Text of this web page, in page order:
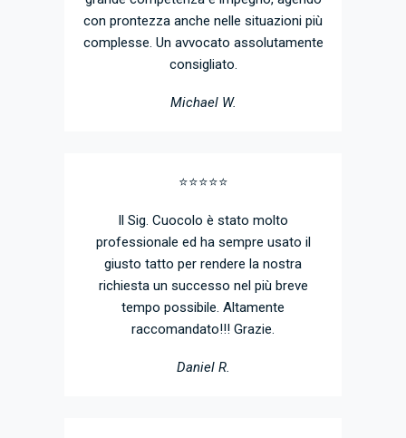
con prontezza anche nelle situazioni più
complesse. Un avvocato assolutamente
consigliato.
Michael W.
⭐️⭐️⭐️⭐️⭐️
Il Sig. Cuocolo è stato molto
professionale ed ha sempre usato il
giusto tatto per rendere la nostra
richiesta un successo nel più breve
tempo possibile. Altamente
raccomandato!!! Grazie.
Daniel R.